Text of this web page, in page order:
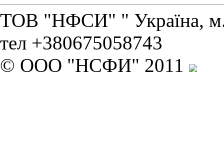
ТОВ "НФСИ" " Україна, м.
тел +380675058743
© ООО "НСФИ" 2011